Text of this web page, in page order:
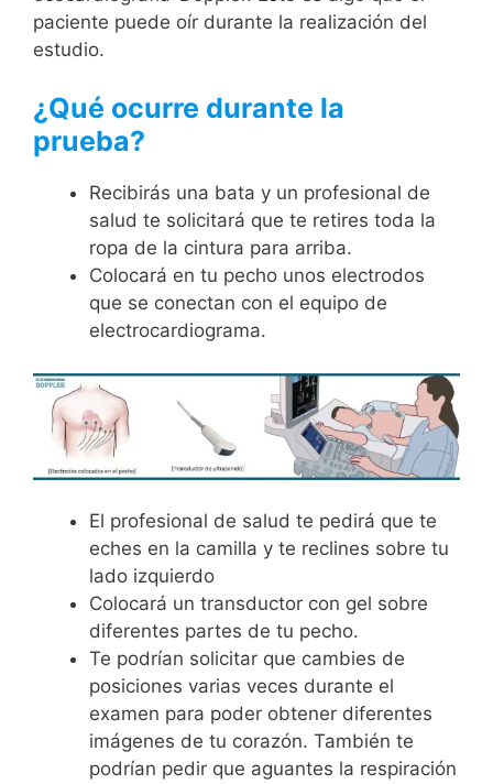
paciente puede oír durante la realización del
estudio.
¿Qué ocurre durante la
prueba?
Recibirás una bata y un profesional de
salud te solicitará que te retires toda la
ropa de la cintura para arriba.
Colocará en tu pecho unos electrodos
que se conectan con el equipo de
electrocardiograma.
El profesional de salud te pedirá que te
eches en la camilla y te reclines sobre tu
lado izquierdo
Colocará un transductor con gel sobre
diferentes partes de tu pecho.
Te podrían solicitar que cambies de
posiciones varias veces durante el
examen para poder obtener diferentes
imágenes de tu corazón. También te
podrían pedir que aguantes la respiración